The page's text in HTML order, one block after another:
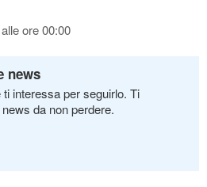
ore 00:00
news
interessa per seguirlo. Ti
da non perdere.